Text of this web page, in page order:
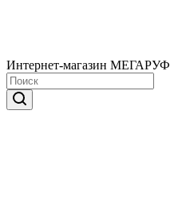
Интернет-магазин МЕГАРУФ